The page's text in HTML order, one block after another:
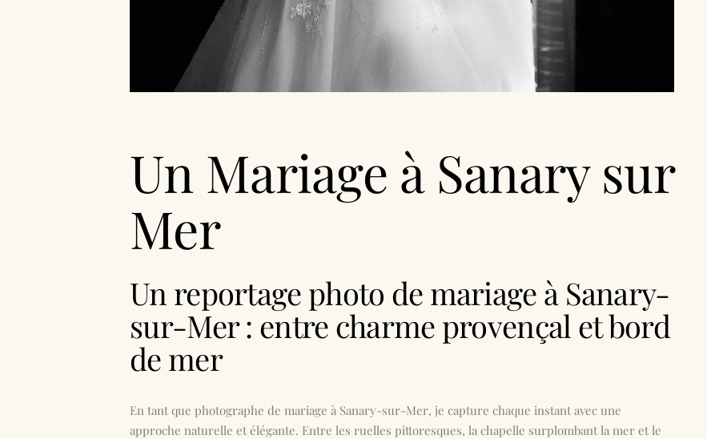
Un Mariage à Sanary sur
Mer
Un reportage photo de mariage à Sanary-
sur-Mer : entre charme provençal et bord
de mer
En tant que photographe de mariage à Sanary-sur-Mer, je capture chaque instant avec une
approche naturelle et élégante. Entre les ruelles pittoresques, la chapelle surplombant la mer et le